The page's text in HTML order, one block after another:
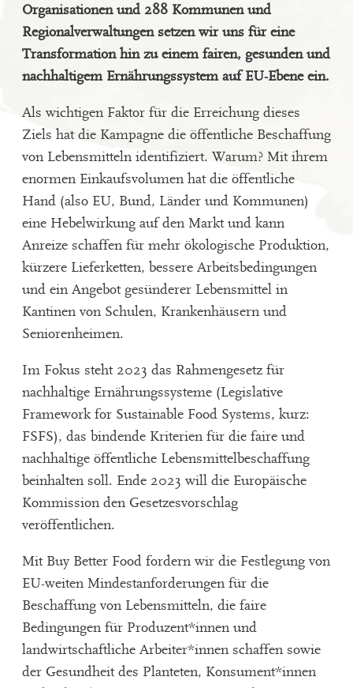
Organisationen und 288 Kommunen und
Regionalverwaltungen setzen wir uns für eine
Transformation hin zu einem fairen, gesunden und
nachhaltigem Ernährungssystem auf EU-Ebene ein.
Als wichtigen Faktor für die Erreichung dieses
Ziels hat die Kampagne die öffentliche Beschaffung
von Lebensmitteln identifiziert. Warum? Mit ihrem
enormen Einkaufsvolumen hat die öffentliche
Hand (also EU, Bund, Länder und Kommunen)
eine Hebelwirkung auf den Markt und kann
Anreize schaffen für mehr ökologische Produktion,
kürzere Lieferketten, bessere Arbeitsbedingungen
und ein Angebot gesünderer Lebensmittel in
Kantinen von Schulen, Krankenhäusern und
Seniorenheimen.
Im Fokus steht 2023 das Rahmengesetz für
nachhaltige Ernährungssysteme (Legislative
Framework for Sustainable Food Systems, kurz:
FSFS), das bindende Kriterien für die faire und
nachhaltige öffentliche Lebensmittelbeschaffung
beinhalten soll. Ende 2023 will die Europäische
Kommission den Gesetzesvorschlag
veröffentlichen.
Mit Buy Better Food fordern wir die Festlegung von
EU-weiten Mindestanforderungen für die
Beschaffung von Lebensmitteln, die faire
Bedingungen für Produzent*innen und
landwirtschaftliche Arbeiter*innen schaffen sowie
der Gesundheit des Planteten, Konsument*innen